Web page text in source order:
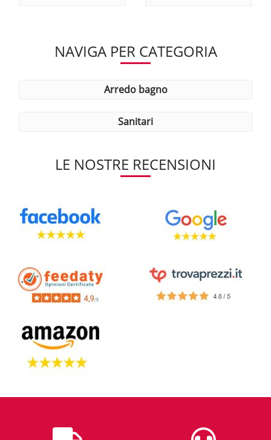
NAVIGA PER CATEGORIA
arredo bagno
sanitari
LE NOSTRE RECENSIONI